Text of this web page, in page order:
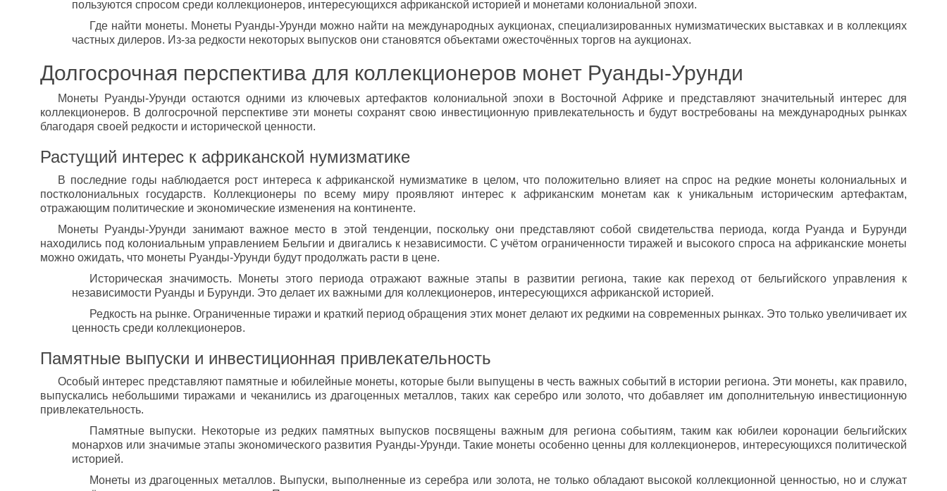
пользуются спросом среди коллекционеров, интересующихся африканской историей и монетами колониальной эпохи.
Где найти монеты. Монеты Руанды-Урунди можно найти на международных аукционах, специализированных нумизматических выставках и в коллекциях
частных дилеров. Из-за редкости некоторых выпусков они становятся объектами ожесточённых торгов на аукционах.
Долгосрочная перспектива для коллекционеров монет Руанды-Урунди
Монеты Руанды-Урунди остаются одними из ключевых артефактов колониальной эпохи в Восточной Африке и представляют значительный интерес для
коллекционеров. В долгосрочной перспективе эти монеты сохранят свою инвестиционную привлекательность и будут востребованы на международных рынках
благодаря своей редкости и исторической ценности.
Растущий интерес к африканской нумизматике
В последние годы наблюдается рост интереса к африканской нумизматике в целом, что положительно влияет на спрос на редкие монеты колониальных и
постколониальных государств. Коллекционеры по всему миру проявляют интерес к африканским монетам как к уникальным историческим артефактам,
отражающим политические и экономические изменения на континенте.
Монеты Руанды-Урунди занимают важное место в этой тенденции, поскольку они представляют собой свидетельства периода, когда Руанда и Бурунди
находились под колониальным управлением Бельгии и двигались к независимости. С учётом ограниченности тиражей и высокого спроса на африканские монеты
можно ожидать, что монеты Руанды-Урунди будут продолжать расти в цене.
Историческая значимость. Монеты этого периода отражают важные этапы в развитии региона, такие как переход от бельгийского управления к
независимости Руанды и Бурунди. Это делает их важными для коллекционеров, интересующихся африканской историей.
Редкость на рынке. Ограниченные тиражи и краткий период обращения этих монет делают их редкими на современных рынках. Это только увеличивает их
ценность среди коллекционеров.
Памятные выпуски и инвестиционная привлекательность
Особый интерес представляют памятные и юбилейные монеты, которые были выпущены в честь важных событий в истории региона. Эти монеты, как правило,
выпускались небольшими тиражами и чеканились из драгоценных металлов, таких как серебро или золото, что добавляет им дополнительную инвестиционную
привлекательность.
Памятные выпуски. Некоторые из редких памятных выпусков посвящены важным для региона событиям, таким как юбилеи коронации бельгийских
монархов или значимые этапы экономического развития Руанды-Урунди. Такие монеты особенно ценны для коллекционеров, интересующихся политической
историей.
Монеты из драгоценных металлов. Выпуски, выполненные из серебра или золота, не только обладают высокой коллекционной ценностью, но и служат